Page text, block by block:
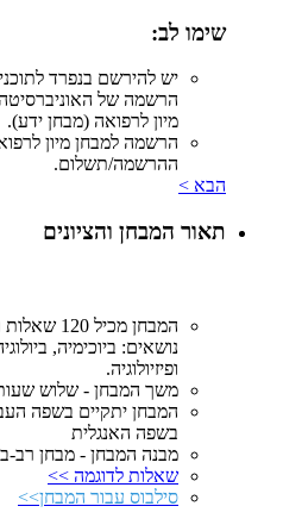
שימו לב:
יש להירשם בנפרד
הרשמה של
מיון לרפואה (מבחן ידע).
הרשמה למבחן מיון
ההרשמה/תשלום.
הבא >
תאור המבחן והציונים
המבחן
נושאים: ביוכימיה,
ופיזיולוגיה.
משך המבחן - שלוש שעות (180
המבחן יתקיים בשפה
בשפה האנגלית
מבנה המבחן - מבחן רב-
שאלות לדוגמה >>
סילבוס עבור המבחן>>